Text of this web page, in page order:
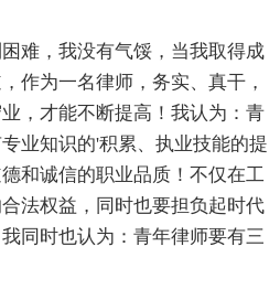
难，我没有气馁，当我取得成
作为一名律师，务实、真干，
，才能不断提高！我认为：青
业知识的'积累、执业技能的提
和诚信的职业品质！不仅在工
法权益，同时也要担负起时代
同时也认为：青年律师要有三